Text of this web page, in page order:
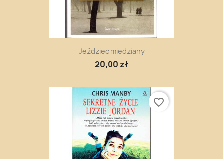
Jeździec miedziany
20,00 zł
favorite_border